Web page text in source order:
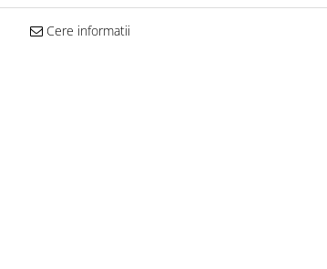
Cere informatii